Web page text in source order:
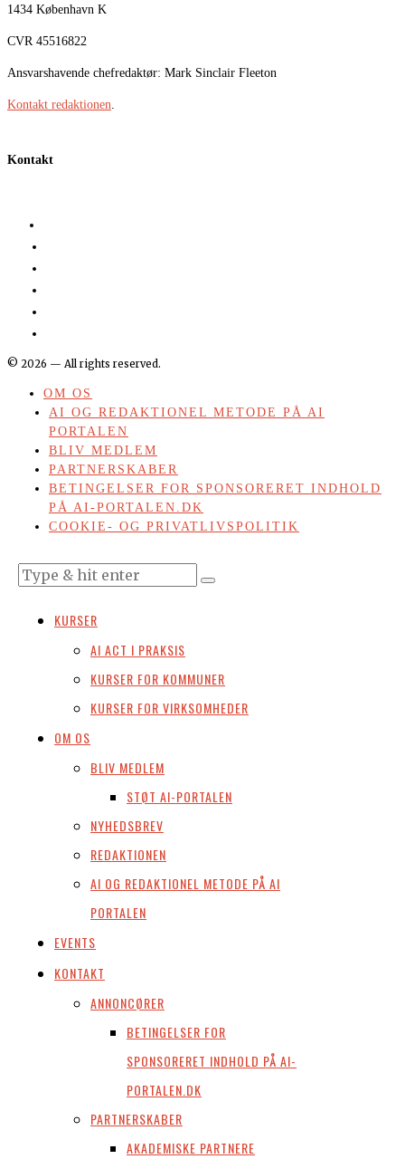
1434 København K
CVR 45516822
Ansvarshavende chefredaktør: Mark Sinclair Fleeton
Kontakt redaktionen.
Kontakt
© 2026 — All rights reserved.
OM OS
AI OG REDAKTIONEL METODE PÅ AI
PORTALEN
BLIV MEDLEM
PARTNERSKABER
BETINGELSER FOR SPONSORERET INDHOLD
PÅ AI-PORTALEN.DK
COOKIE- OG PRIVATLIVSPOLITIK
KURSER
AI ACT I PRAKSIS
KURSER FOR KOMMUNER
KURSER FOR VIRKSOMHEDER
OM OS
BLIV MEDLEM
STØT AI-PORTALEN
NYHEDSBREV
REDAKTIONEN
AI OG REDAKTIONEL METODE PÅ AI
PORTALEN
EVENTS
KONTAKT
ANNONCØRER
BETINGELSER FOR
SPONSORERET INDHOLD PÅ AI-
PORTALEN.DK
PARTNERSKABER
AKADEMISKE PARTNERE